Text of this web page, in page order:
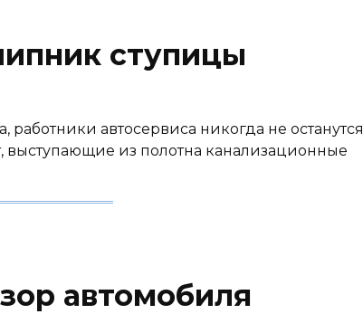
ступицы
работники автосервиса никогда не останутся
выступающие из полотна канализационные
автомобиля